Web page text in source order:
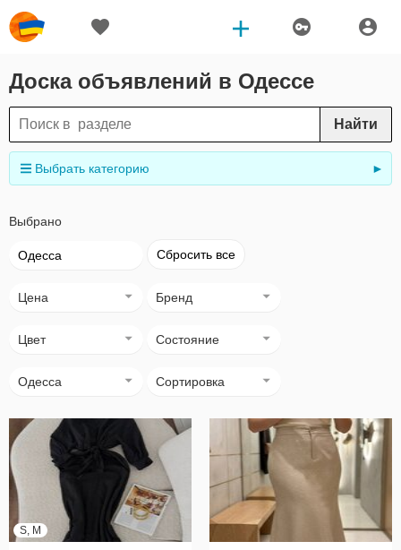
Доска объявлений в Одессе
Найти
Выбрать категорию ►
Выбрано
Одесса Сбросить все
Цена Бренд
Цвет Состояние
Одесса Сортировка
S, M